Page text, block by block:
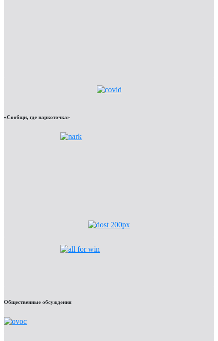
«Сообщи, где наркоточка»
Общественные обсуждения